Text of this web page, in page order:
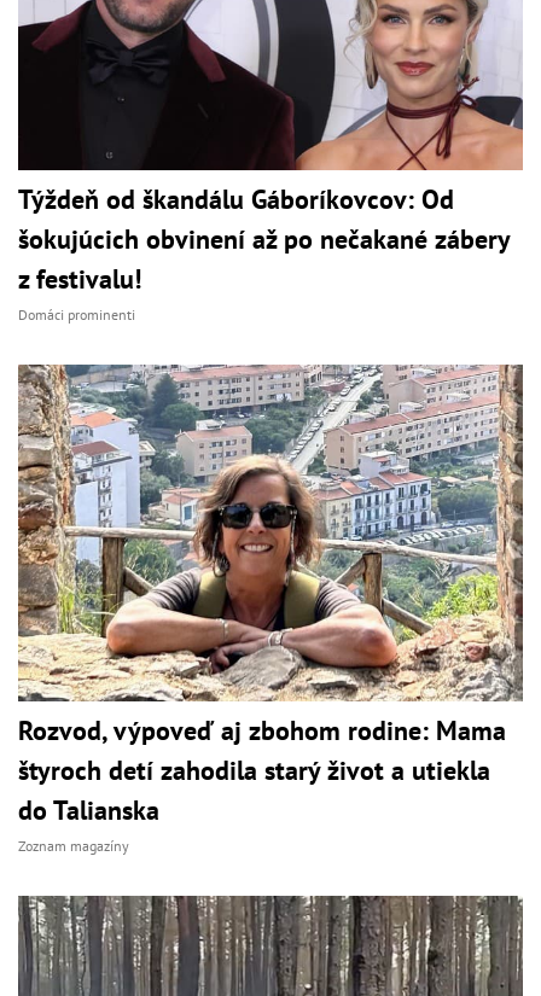
Týždeň od škandálu Gáboríkovcov: Od
šokujúcich obvinení až po nečakané zábery
z festivalu!
Domáci prominenti
Rozvod, výpoveď aj zbohom rodine: Mama
štyroch detí zahodila starý život a utiekla
do Talianska
Zoznam magazíny